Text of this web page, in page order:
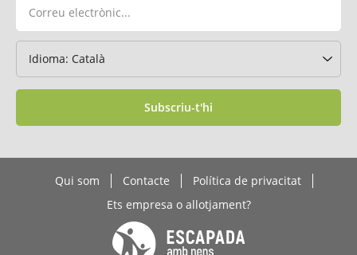
Subscriu-t'hi
Qui som Contacte
Política de privacitat
Ets empresa o allotjament?